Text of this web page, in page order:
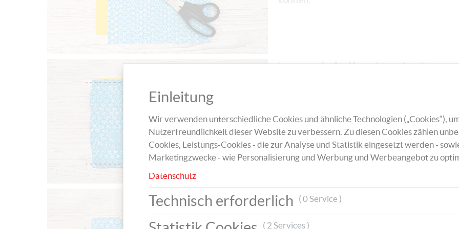
Lege nun die Stoffe rechts auf rechts
Maske anschließend auf die rechte
Falten Sie die Stoffe etwa 3 Mal, sodass Sie
Höhe von ca. 10 cm erhalten. Kindermasken
können eine Höhe von ca. 8 cm haben.
Einleitung
Wir verwenden unterschiedliche Cookies und ähnliche Technologien („Cookies“),
Nutzerfreundlichkeit dieser Website zu verbessern. Zu diesen Cookies zählen
Cookies, Leistungs-Cookies - die zur Analyse und Statistik eingesetzt werden -
Marketingzwecke - wie Personalisierung und Werbung und Werbeangebot zu
Datenschutz
Technisch erforderlich ( 0 Service )
( 2 Services )